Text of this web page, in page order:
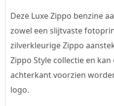
Deze Luxe Zippo benzine
zowel een slijtvaste
zilverkleurige Zippo
Zippo Style collectie en
achterkant voorzien
logo.